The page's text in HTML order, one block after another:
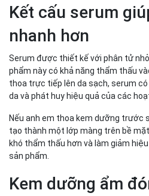
Kết cấu serum
nhanh hơn
Serum được thiết kế với phân tử
phẩm này có khả năng thẩm thấu
thoa trực tiếp lên da sạch, serum
da và phát huy hiệu quả của các
Nếu anh em thoa kem dưỡng trước
tạo thành một lớp màng trên bề
khó thẩm thấu hơn và làm giảm
sản phẩm.
Kem dưỡng ẩm